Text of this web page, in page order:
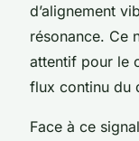
d’alignement
résonance. Ce
attentif pour le
flux continu du
Face à ce